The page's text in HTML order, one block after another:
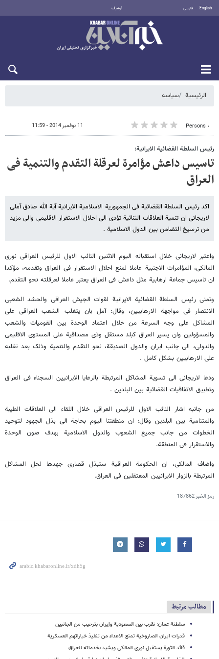
English فارسی أرشيف
الرئيسية سیاسه
٠ Persons 11 نوفمبر 2014 - 11:59
رئیس السلطة القضائیة الایرانیة:
تاسیس داعش مؤامرة لعرقلة التقدم والتنمیة فی
العراق
اکد رئیس السلطة القضائیة فی الجمهوریة الاسلامیة الایرانیة آیة الله صادق آملی
لاریجانی ان تنمیة العلاقات الثنائیة تؤدی الی احلال الاستقرار الاقلیمی والی مزید
من ترسیخ التضامن بین الدول الاسلامیة .
واعتبر لاریجانی خلال استقباله الیوم الاثنین النائب الاول للرئیس العراقی نوری
المالکی، المؤامرات الاجنبیة عاملا لمنع احلال الاستقرار فی العراق وتقدمه، مؤکدا
ان تاسیس جماعة ارهابیة مثل داعش فی العراق یعتبر عاملا لعرقلته نحو التقدم.
وتمنی رئیس السلطة القضائیة الایرانیة لقوات الجیش العراقی والحشد الشعبی
الانتصار فی مواجهة الارهابیین، وقال: آمل بان یتغلب الشعب العراقی علی
المشاکل علی وجه السرعة من خلال اعتماد الوحدة بین القومیات والشعب
والمسؤولین وان یسیر العراق کبلد مستقل وذی مصداقیة علی المستوی الاقلیمی
والدولی، الی جانب ایران والدول الصدیقة، نحو التقدم والتنمیة وذلک بعد تغلبه
علی الارهابیین بشکل کامل .
ودعا لاریجانی الی تسویة المشاکل المرتبطة بالرعایا الایرانیین السجناء فی العراق
وتطبیق الاتفاقیات القضائیة بین البلدین .
من جانبه اشار النائب الاول للرئیس العراقی خلال اللقاء الی العلاقات الطیبة
والمتنامیة بین البلدین وقال: ان منطقتنا الیوم بحاجة الی بذل الجهود لتوحید
الخطوات من جانب جمیع الشعوب والدول الاسلامیة بهدف صون الوحدة
والاستقرار فی المنطقة.
واضاف المالکی، ان الحکومة العراقیة ستبذل قصاری جهدها لحل المشاکل
المرتبطة بالزوار الایرانیین المعتقلین فی العراق.
رمز الخبر187862
مطالب مرتبط
سلطنة عمان: نقرب بین السعودیة وإیران بترحیب من الجانبین
قدرات ایران الصاروخیة تمنع الاعداء من تنفیذ خیاراتهم العسکریة
قائد الثورة یستقبل نوری المالکی ویشید بخدماته للعراق